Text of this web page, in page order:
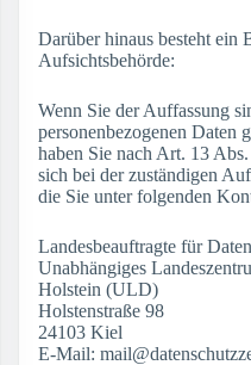
Darüber hinaus besteht ein
Aufsichtsbehörde:
Wenn Sie der Auffassung
personenbezogenen Daten
haben Sie nach Art. 13
sich bei der zuständigen
die Sie unter folgenden
Landesbeauftragte für
Unabhängiges
Holstein (ULD)
Holstenstraße 98
24103 Kiel
E-Mail: